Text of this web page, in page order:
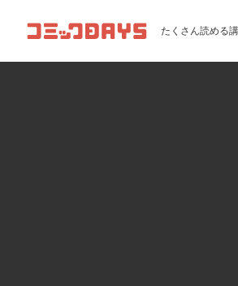
コミックDAYS たくさん読める